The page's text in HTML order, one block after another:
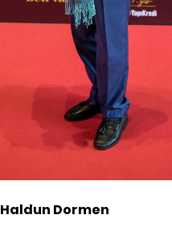
Haldun Dormen